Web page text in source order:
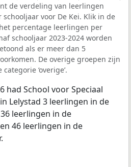
de verdeling van leerlingen
voor De Kei. Klik in de
percentage leerlingen per
schooljaar 2023-2024 worden
als er meer dan 5
De overige groepen zijn
‘overige’.
had School voor Speciaal
Lelystad 3 leerlingen in de
leerlingen in de
46 leerlingen in de